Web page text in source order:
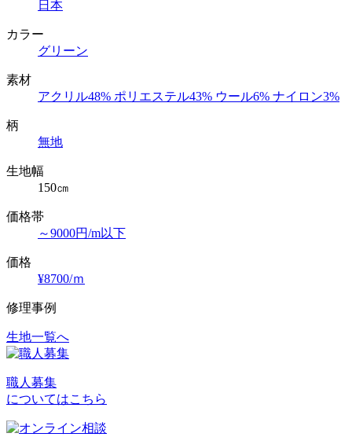
日本
カラー
グリーン
素材
アクリル48% ポリエステル43% ウール6% ナイロン3%
柄
無地
生地幅
150㎝
価格帯
～9000円/m以下
価格
¥8700/ｍ
修理事例
投
ナ
ビ
生地一覧へ
職人募集
についてはこちら